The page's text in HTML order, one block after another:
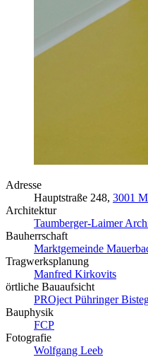
Adresse
Hauptstraße 248, 3001
Architektur
Taumberger-Laimer
Bauherrschaft
Marktgemeinde
Tragwerksplanung
Manfred Kirkovits
örtliche Bauaufsicht
PROject Pühringer
Bauphysik
FCP
Fotografie
Wolfgang Leeb